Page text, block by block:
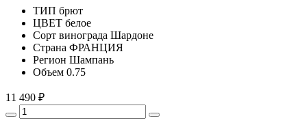
ТИП брют
ЦВЕТ белое
Сорт винограда Шардоне
Страна ФРАНЦИЯ
Регион Шампань
Объем 0.75
11 490 ₽